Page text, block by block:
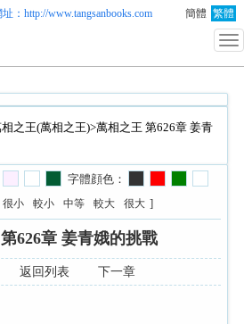
：http://www.tangsanbooks.com 簡體 繁體
之王(萬相之王)>萬相之王 第626章 姜青
字體顔色：
很小 較小 中等 較大 很大 ]
626章 姜青娥的挑戰
返回列表 下一章